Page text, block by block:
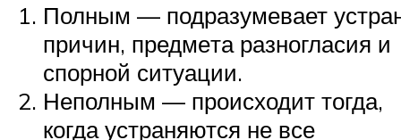
Полным — подразумевает
причин, предме­та разногласия и
спорной ситуации.
Неполным — происходит тогда,
когда устраняются не все